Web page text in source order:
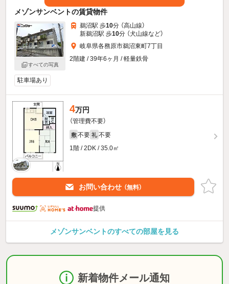
メゾンサンベントの賃貸物件
すべての写真
鵜沼駅 歩10分 （高山線）
新鵜沼駅 歩10分 （犬山線など）
岐阜県各務原市鵜沼東町7丁目
2階建 / 39年6ヶ月 / 軽量鉄骨
駐車場あり
4万円
（管理費不要）
敷 不要 礼 不要
1階 / 2DK / 35.0㎡
お問い合わせ （無料）
提供
メゾンサンベントのすべての部屋を見る
新着物件メール通知